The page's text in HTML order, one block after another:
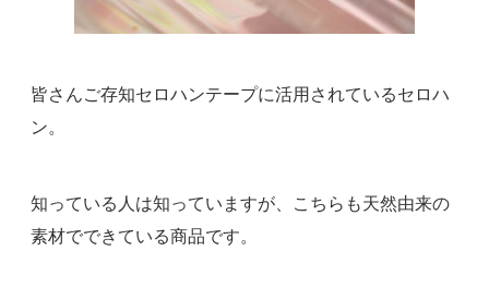
皆さんご存知セロハンテープに活用されているセロハ
ン。
知っている人は知っていますが、こちらも天然由来の
素材でできている商品です。